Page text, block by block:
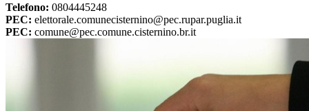
Telefono: 0804445248
PEC: elettorale.comunecisternino@pec.rupar.puglia.it
PEC: comune@pec.comune.cisternino.br.it